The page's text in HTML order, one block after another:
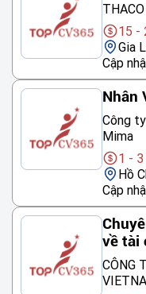
15 -
Gia
Cập
Nhân
Công
Mima
1 -
Hồ
Cập
về tài
CÔNG